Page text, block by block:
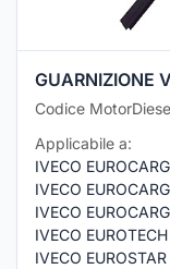
GUARNIZIONE
Codice
Applicabile a:
IVECO
IVECO
IVECO
IVECO EUROTECH
IVECO EUROSTAR